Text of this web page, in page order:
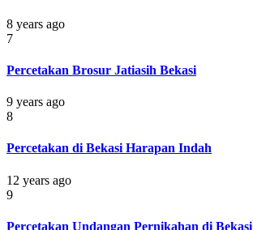
8 years ago
7
Percetakan Brosur Jatiasih Bekasi
9 years ago
8
Percetakan di Bekasi Harapan Indah
12 years ago
9
Percetakan Undangan Pernikahan di Bekasi